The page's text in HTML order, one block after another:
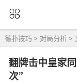
德扑技巧 > 对局分析 >
翻牌击中皇家
次”